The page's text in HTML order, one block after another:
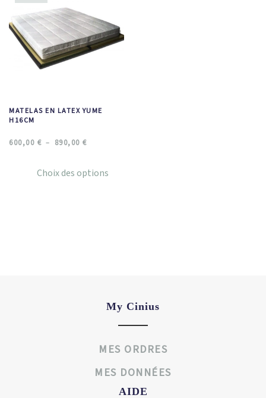
MATELAS EN LATEX YUME
H16CM
600,00 € – 890,00 €
Choix des options
My Cinius
MES ORDRES
MES DONNÉES
AIDE